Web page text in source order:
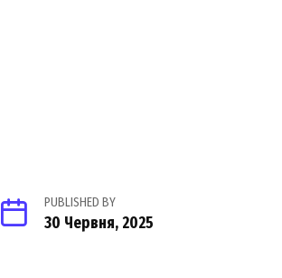
PUBLISHED BY
30 Червня, 2025